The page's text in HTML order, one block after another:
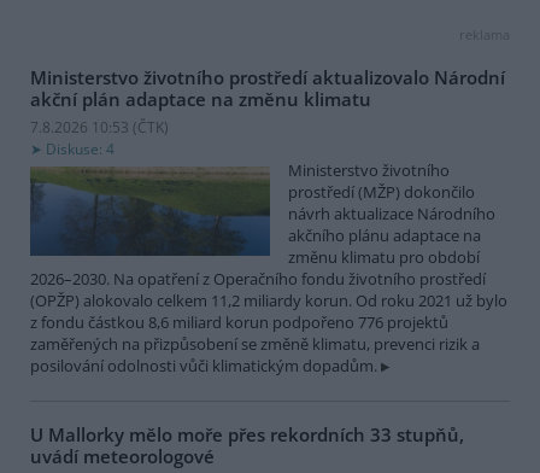
reklama
Ministerstvo životního prostředí aktualizovalo Národní
akční plán adaptace na změnu klimatu
7.8.2026 10:53 (ČTK)
Diskuse: 4
Ministerstvo životního
prostředí (MŽP) dokončilo
návrh aktualizace Národního
akčního plánu adaptace na
změnu klimatu pro období
2026–2030. Na opatření z Operačního fondu životního prostředí
(OPŽP) alokovalo celkem 11,2 miliardy korun. Od roku 2021 už bylo
z fondu částkou 8,6 miliard korun podpořeno 776 projektů
zaměřených na přizpůsobení se změně klimatu, prevenci rizik a
posilování odolnosti vůči klimatickým dopadům.
U Mallorky mělo moře přes rekordních 33 stupňů,
uvádí meteorologové